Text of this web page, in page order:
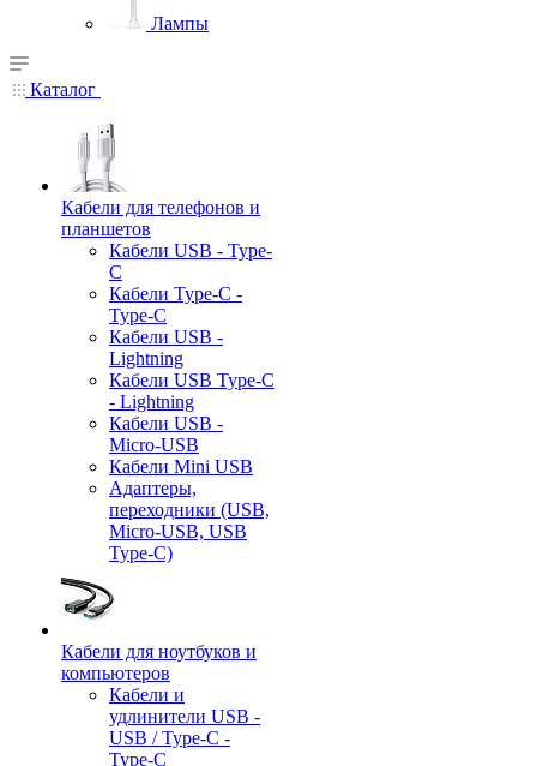
Лампы
Каталог
Кабели для телефонов и
планшетов
Кабели USB - Type-
C
Кабели Type-C -
Type-C
Кабели USB -
Lightning
Кабели USB Type-C
- Lightning
Кабели USB -
Micro-USB
Кабели Mini USB
Адаптеры,
переходники (USB,
Micro-USB, USB
Type-C)
Кабели для ноутбуков и
компьютеров
Кабели и
удлинители USB -
USB / Type-C -
Type-C